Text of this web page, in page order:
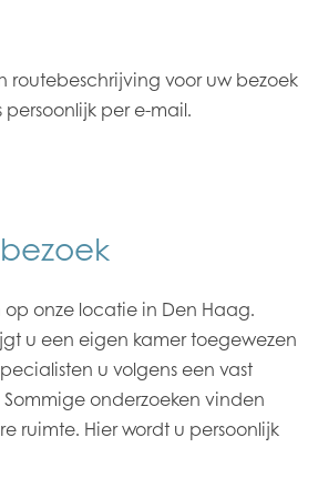
routebeschrijving voor uw bezoek
per e-mail.
onze locatie in Den Haag.
u een eigen kamer toegewezen
u volgens een vast
onderzoeken vinden
ruimte. Hier wordt u persoonlijk